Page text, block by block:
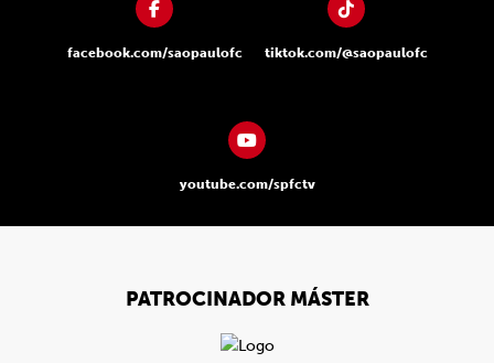
facebook.com/saopaulofc tiktok.com/@saopaulofc
youtube.com/spfctv
PATROCINADOR MÁSTER